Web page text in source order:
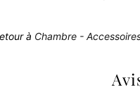
à Chambre -